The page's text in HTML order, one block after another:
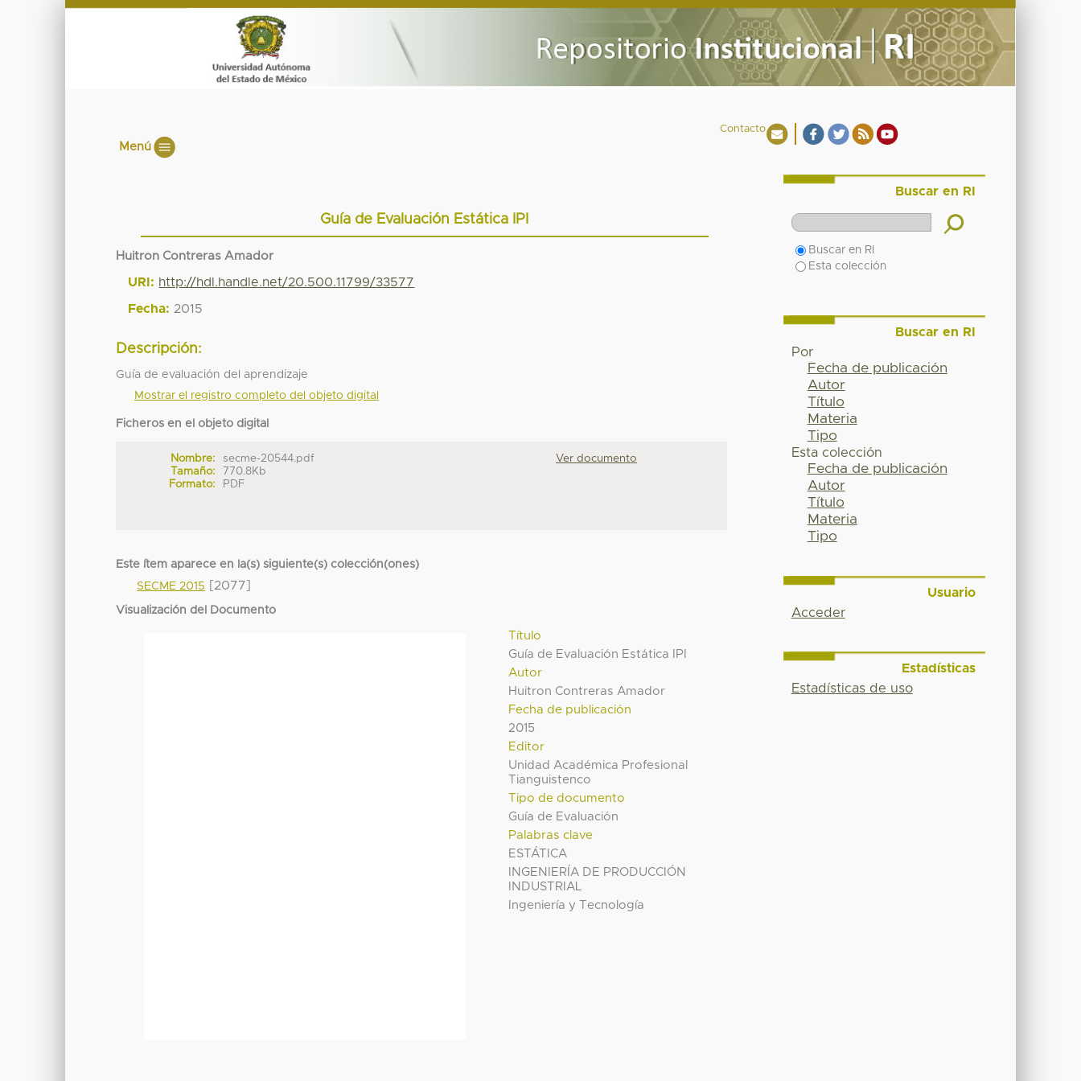
Contacto
Menú
Guía de Evaluación Estática IPI
Huitron Contreras Amador
URI: http://hdl.handle.net/20.500.11799/33577
Fecha: 2015
Descripción:
Guía de evaluación del aprendizaje
Mostrar el registro completo del objeto digital
Ficheros en el objeto digital
Nombre:
secme-20544.pdf
Tamaño:
770.8Kb
Formato:
PDF
Ver documento
Este ítem aparece en la(s) siguiente(s) colección(ones)
SECME 2015
[2077]
Visualización del Documento
Título
Guía de Evaluación Estática IPI
Autor
Huitron Contreras Amador
Fecha de publicación
2015
Editor
Unidad Académica Profesional
Tianguistenco
Tipo de documento
Guía de Evaluación
Palabras clave
ESTÁTICA
INGENIERÍA DE PRODUCCIÓN
INDUSTRIAL
Ingeniería y Tecnología
Buscar en RI
Buscar en RI
Esta colección
Buscar en RI
Por
Fecha de publicación
Autor
Título
Materia
Tipo
Esta colección
Fecha de publicación
Autor
Título
Materia
Tipo
Usuario
Acceder
Estadísticas
Estadísticas de uso